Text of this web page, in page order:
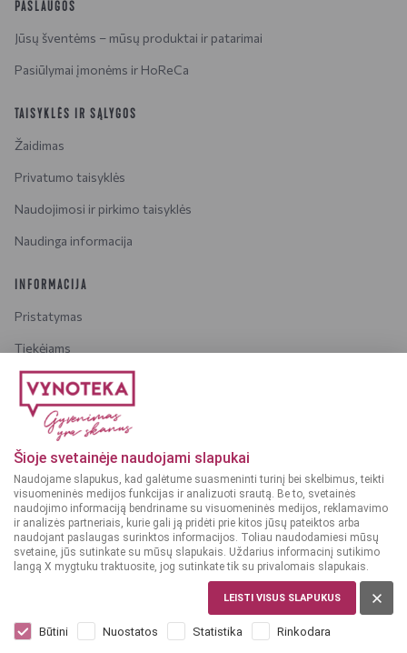
Šioje svetainėje naudojami slapukai
Naudojame slapukus, kad galėtume suasmeninti turinį bei skelbimus, teikti
visuomeninės medijos funkcijas ir analizuoti srautą. Be to, svetainės
naudojimo informaciją bendriname su visuomeninės medijos, reklamavimo
ir analizės partneriais, kurie gali ją pridėti prie kitos jūsų pateiktos arba
naudojant paslaugas surinktos informacijos. Toliau naudodamiesi mūsų
svetaine, jūs sutinkate su mūsų slapukais. Uždarius informacinį sutikimo
langą X mygtuku traktuosite, jog sutinkate tik su privalomais slapukais.
LEISTI VISUS SLAPUKUS
Būtini Nuostatos Statistika Rinkodara
PASLAUGOS
Jūsų šventėms – mūsų produktai ir patarimai
Pasiūlymai įmonėms ir HoReCa
TAISYKLĖS IR SĄLYGOS
Žaidimas
Privatumo taisyklės
Naudojimosi ir pirkimo taisyklės
Naudinga informacija
INFORMACIJA
Pristatymas
Tiekėjams
Karjera
Dažniausiai užduodami klausimai
Dėmesio!
Alkoholinius gėrimus gali įsigyti tik asmenys,
kuriems yra ne mažiau kaip 20 metų.